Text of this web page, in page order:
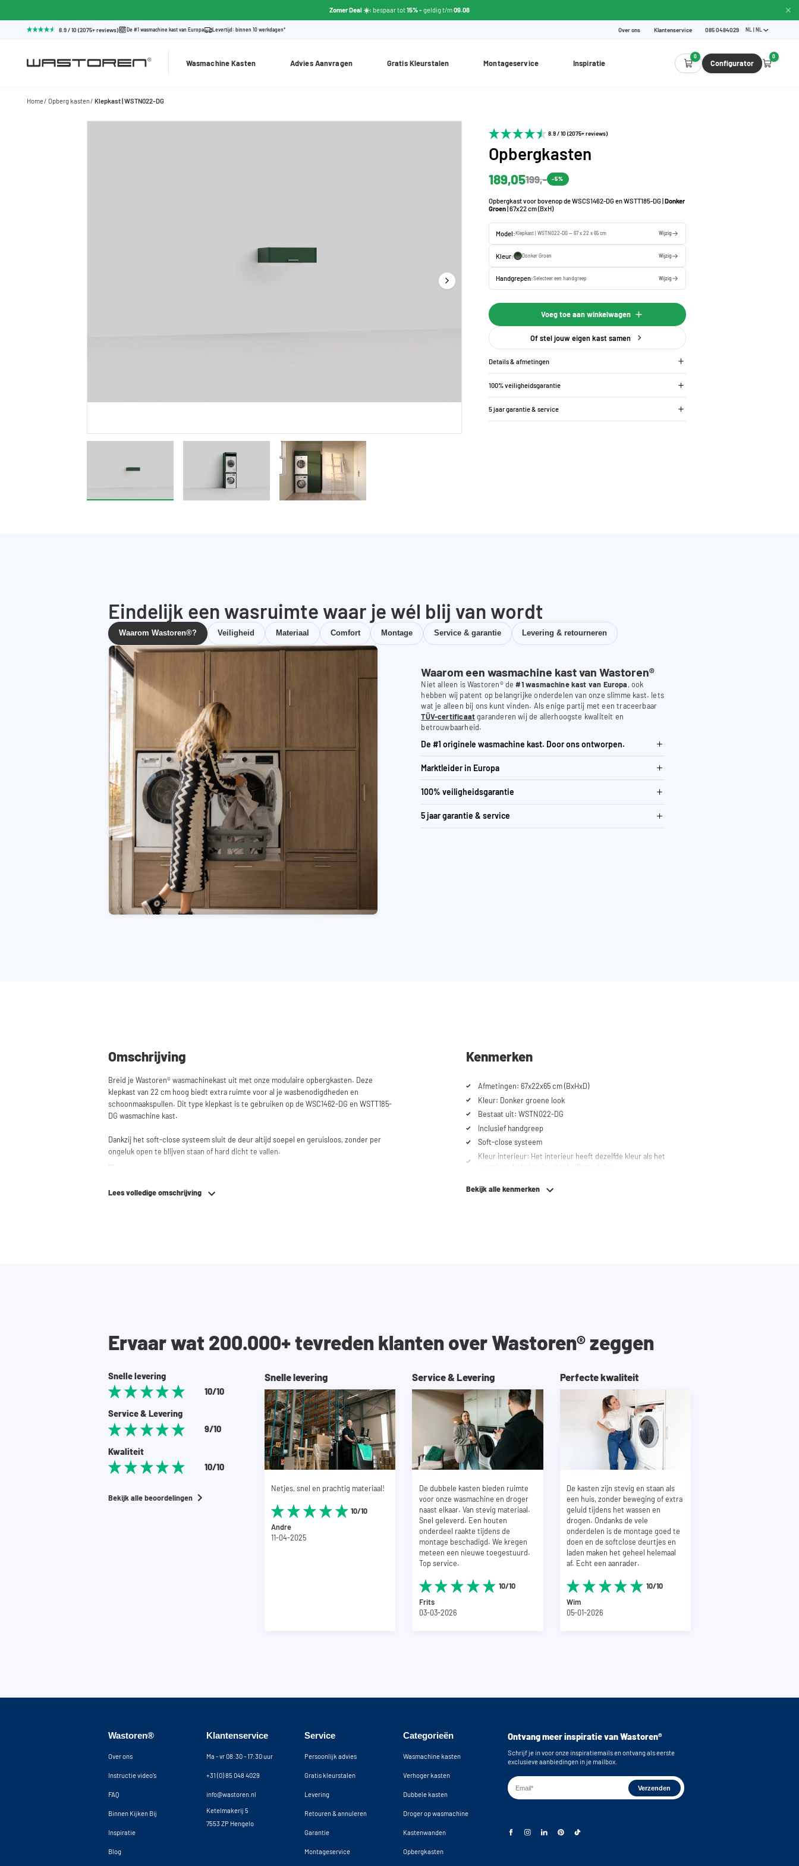
Zomer Deal ☀️: bespaar tot15% -geldig t/m09.08
8.9 / 10 (2075+ reviews) De #1 wasmachine kast van Europa Levertijd: binnen 10 werkdagen* Over ons Klantenservice 085 0484029 NL | NL
Wasmachine Kasten Advies Aanvragen Gratis Kleurstalen Montageservice Inspiratie
0
Configurator
0
Home Opberg kasten Klepkast | WSTN022-DG
8.9 / 10 (2075+ reviews)
Opbergkasten
189,05199,- -5%
Opbergkast voor bovenop de WSCS1462-DG en WSTT185-DG |Donker
Groen| 67x22 cm (BxH)
Model:Klepkast | WSTN022-DG — 67 x 22 x 65 cm Wijzig
Kleur: Donker Groen Wijzig
Handgrepen:Selecteer een handgreep Wijzig
Voeg toe aan winkelwagen
Of stel jouw eigen kast samen
Details & afmetingen
100% veiligheidsgarantie
5 jaar garantie & service
Eindelijk een wasruimte waar je wél blij van wordt
Waarom Wastoren®? Veiligheid Materiaal Comfort Montage Service & garantie Levering & retourneren
Waarom een wasmachine kast van Wastoren®
Niet alleen is Wastoren® de#1 wasmachine kast van Europa, ook
hebben wij patent op belangrijke onderdelen van onze slimme kast. Iets
wat je alleen bij ons kunt vinden. Als enige partij met een traceerbaar
TÜV-certificaatgaranderen wij de allerhoogste kwaliteit en
betrouwbaarheid.
De #1 originele wasmachine kast. Door ons ontworpen.
Marktleider in Europa
100% veiligheidsgarantie
5 jaar garantie & service
Omschrijving
Breid je Wastoren® wasmachinekast uit met onze modulaire opbergkasten. Deze
klepkast van 22 cm hoog biedt extra ruimte voor al je wasbenodigdheden en
schoonmaakspullen. Dit type klepkast is te gebruiken op de WSC1462-DG en WSTT185-
DG wasmachine kast.
Dankzij het soft-close systeem sluit de deur altijd soepel en geruisloos, zonder per
ongeluk open te blijven staan of hard dicht te vallen.
Lees volledige omschrijving
Kenmerken
Afmetingen: 67x22x65 cm (BxHxD)
Kleur: Donker groene look
Bestaat uit: WSTN022-DG
Inclusief handgreep
Soft-close systeem
Kleur interieur: Het interieur heeft dezelfde kleur als het
exterieur, behalve de uitschuifbare delen.
Bekijk alle kenmerken
Ervaar wat 200.000+ tevreden klanten over Wastoren® zeggen
Snelle levering
10/10
Service & Levering
9/10
Kwaliteit
10/10
Bekijk alle beoordelingen
Snelle levering
Netjes, snel en prachtig materiaal!
10/10
Andre
11-04-2025
Service & Levering
De dubbele kasten bieden ruimte
voor onze wasmachine en droger
naast elkaar. Van stevig materiaal.
Snel geleverd. Een houten
onderdeel raakte tijdens de
montage beschadigd. We kregen
meteen een nieuwe toegestuurd.
Top service.
10/10
Frits
03-03-2026
Perfecte kwaliteit
De kasten zijn stevig en staan als
een huis, zonder beweging of extra
geluid tijdens het wassen en
drogen. Ondanks de vele
onderdelen is de montage goed te
doen en de softclose deurtjes en
laden maken het geheel helemaal
af. Echt een aanrader.
10/10
Wim
05-01-2026
Wastoren®
Over ons
Instructie video's
FAQ
Binnen Kijken Bij
Inspiratie
Blog
Klantenservice
Ma - vr 08:30 - 17:30 uur
+31 (0) 85 048 4029
info@wastoren.nl
Ketelmakerij 5
7553 ZP Hengelo
Service
Persoonlijk advies
Gratis kleurstalen
Levering
Retouren & annuleren
Garantie
Montageservice
Categorieën
Wasmachine kasten
Verhoger kasten
Dubbele kasten
Droger op wasmachine
Kastenwanden
Opbergkasten
Ontvang meer inspiratie van Wastoren®
Schrijf je in voor onze inspiratiemails en ontvang als eerste
exclusieve aanbiedingen in je mailbox.